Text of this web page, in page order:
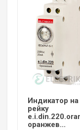
Индикатор на
рейку
оранжев...